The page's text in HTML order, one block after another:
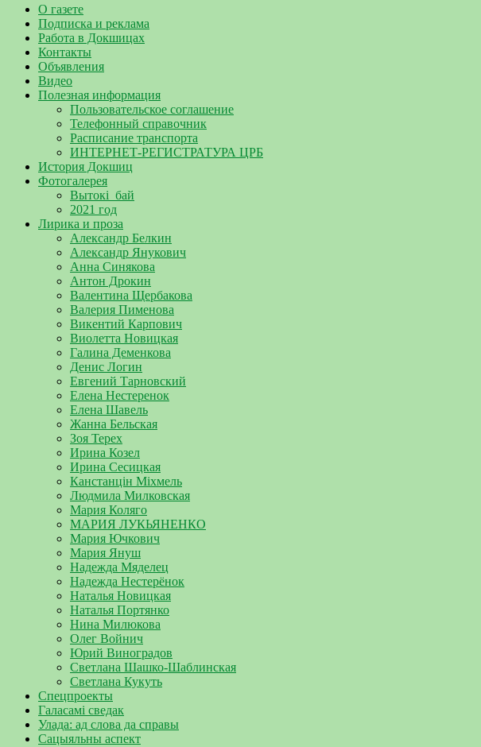
О газете
Подписка и реклама
Работа в Докшицах
Контакты
Объявления
Видео
Полезная информация
Пользовательское соглашение
Телефонный справочник
Расписание транспорта
ИНТЕРНЕТ-РЕГИСТРАТУРА ЦРБ
История Докшиц
Фотогалерея
Вытокі_бай
2021 год
Лирика и проза
Александр Белкин
Александр Янукович
Анна Синякова
Антон Дрокин
Валентина Щербакова
Валерия Пименова
Викентий Карпович
Виолетта Новицкая
Галина Деменкова
Денис Логин
Евгений Тарновский
Елена Нестеренок
Елена Шавель
Жанна Бельская
Зоя Терех
Ирина Козел
Ирина Сесицкая
Канстанцін Міхмель
Людмила Милковская
Мария Коляго
МАРИЯ ЛУКЬЯНЕНКО
Мария Ючкович
Мария Януш
Надежда Мяделец
Надежда Нестерёнок
Наталья Новицкая
Наталья Портянко
Нина Милюкова
Олег Войнич
Юрий Виноградов
Светлана Шашко-Шаблинская
Светлана Кукуть
Спецпроекты
Галасамі сведак
Улада: ад слова да справы
Сацыяльны аспект